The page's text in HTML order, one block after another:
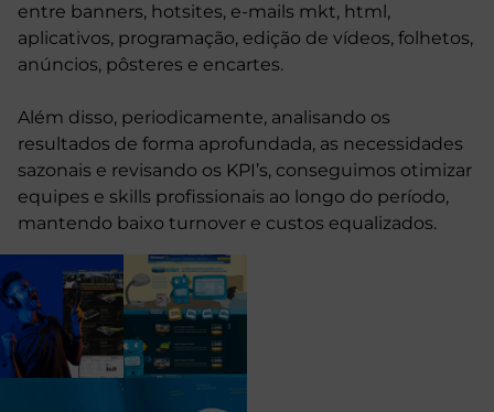
entre banners, hotsites, e-mails mkt, html,
aplicativos, programação, edição de vídeos, folhetos,
anúncios, pôsteres e encartes.
Além disso, periodicamente, analisando os
resultados de forma aprofundada, as necessidades
sazonais e revisando os KPI’s, conseguimos otimizar
equipes e skills profissionais ao longo do período,
mantendo baixo turnover e custos equalizados.